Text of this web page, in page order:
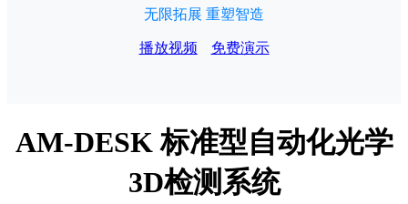
无限拓展 重塑智造
播放视频 免费演示
AM-DESK 标准型自动化光学
3D检测系统